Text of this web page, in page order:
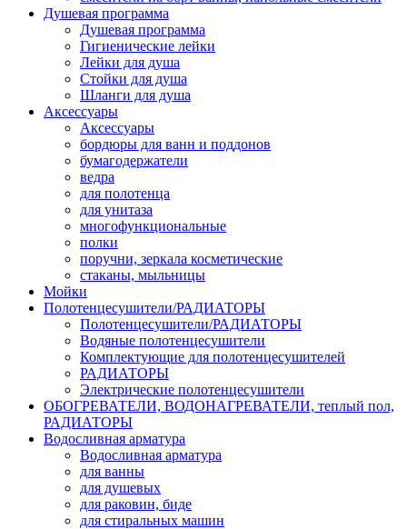
Душевая программа
Душевая программа
Гигиенические лейки
Лейки для душа
Стойки для душа
Шланги для душа
Аксессуары
Аксессуары
бордюры для ванн и поддонов
бумагодержатели
ведра
для полотенца
для унитаза
многофункциональные
полки
поручни, зеркала косметические
стаканы, мыльницы
Мойки
Полотенцесушители/РАДИАТОРЫ
Полотенцесушители/РАДИАТОРЫ
Водяные полотенцесушители
Комплектующие для полотенцесушителей
РАДИАТОРЫ
Электрические полотенцесушители
ОБОГРЕВАТЕЛИ, ВОДОНАГРЕВАТЕЛИ, теплый пол,
РАДИАТОРЫ
Водосливная арматура
Водосливная арматура
для ванны
для душевых
для раковин, биде
для стиральных машин